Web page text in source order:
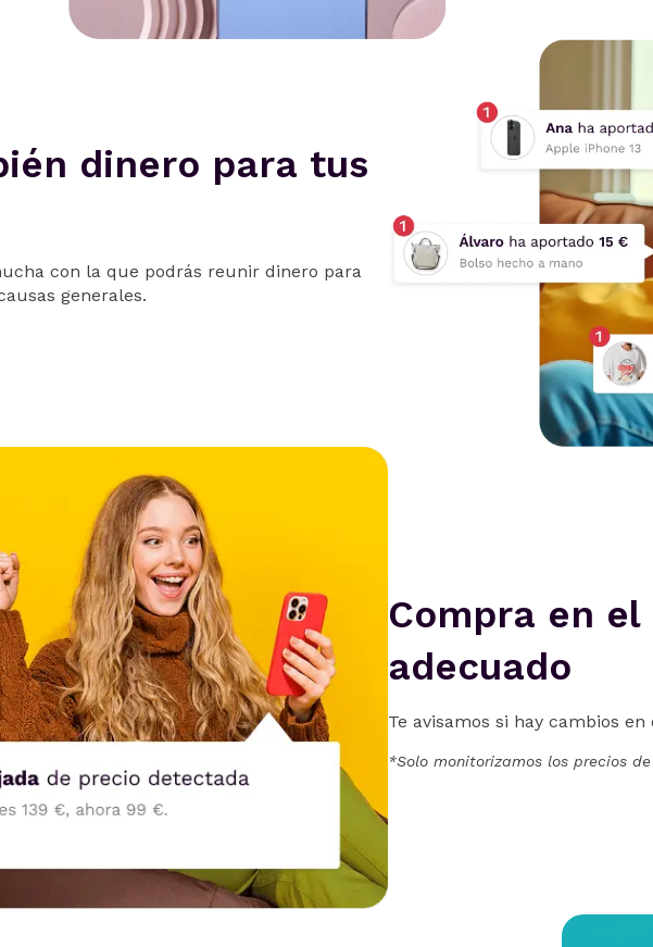
dinero para tus
con la que podrás reunir dinero para
generales.
Compra en
adecuado
Te avisamos si hay cambios
*Solo monitorizamos los precios